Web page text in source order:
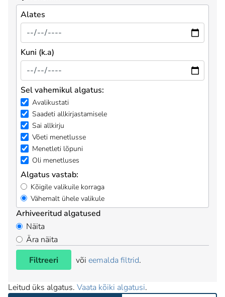
Alates
Kuni (k.a)
Sel vahemikul algatus:
Avalikustati
Saadeti allkirjastamisele
Sai allkirju
Võeti menetlusse
Menetleti lõpuni
Oli menetluses
Algatus vastab:
Kõigile valikuile korraga
Vähemalt ühele valikule
Arhiveeritud algatused
Näita
Ära näita
Filtreeri
või eemalda filtrid.
Leitud üks algatus. Vaata kõiki algatusi.